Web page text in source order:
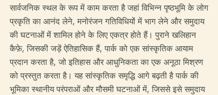
सार्वजनिक स्थल के रूप में काम करता है जहां विभिन्न पृष्ठभूमि के लोग
प्रकृति का आनंद लेने, मनोरंजन गतिविधियों में भाग लेने और समुदाय
की घटनाओं में शामिल होने के लिए एकत्र होते हैं। पुराने खलिहान
कैफ़े, जिसकी जड़ें ऐतिहासिक हैं, पार्क को एक सांस्कृतिक आयाम
प्रदान करता है, जो इतिहास और आधुनिकता का एक अनूठा मिश्रण
को प्रस्तुत करता है। यह सांस्कृतिक समृद्धि आगे बढ़ती है पार्क की
भूमिका स्थानीय परंपराओं और मौसमी घटनाओं में, जिससे इसे समुदाय